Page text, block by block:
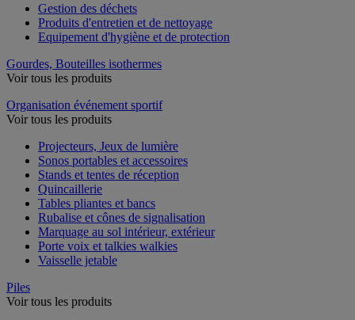
Gestion des déchets
Produits d'entretien et de nettoyage
Equipement d'hygiène et de protection
Gourdes, Bouteilles isothermes
Voir tous les produits
Organisation événement sportif
Voir tous les produits
Projecteurs, Jeux de lumière
Sonos portables et accessoires
Stands et tentes de réception
Quincaillerie
Tables pliantes et bancs
Rubalise et cônes de signalisation
Marquage au sol intérieur, extérieur
Porte voix et talkies walkies
Vaisselle jetable
Piles
Voir tous les produits